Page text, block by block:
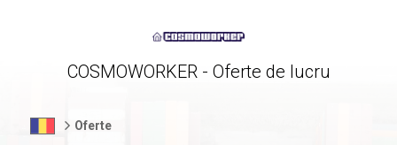
COSMOWORKER - Oferte de lucru
Oferte